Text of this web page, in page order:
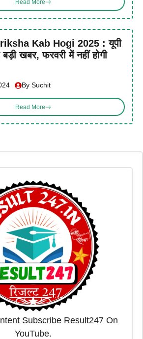
Read More
Kab Hogi 2025 : यूपी
बड़ी खबर, फरवरी में नहीं होगी
By Suchit
Read More
Subscribe Result247 On
YouTube.